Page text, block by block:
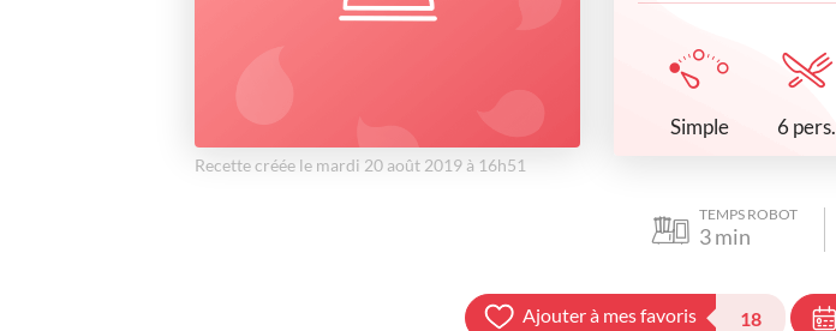
Recette créée le mardi 20 août 2019 à 16h51
Simple 6 pers.
TEMPS ROBOT
3min
Ajouter à mes favoris 18